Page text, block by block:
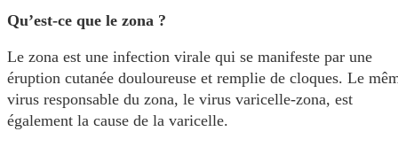
Qu’est-ce que le zona ?
Le zona est une infection virale qui se manifeste par une
éruption cutanée douloureuse et remplie de cloques. Le
virus responsable du zona, le virus varicelle-zona, est
également la cause de la varicelle.